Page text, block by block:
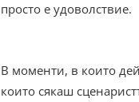
просто е удоволствие.
В моменти, в които
които сякаш